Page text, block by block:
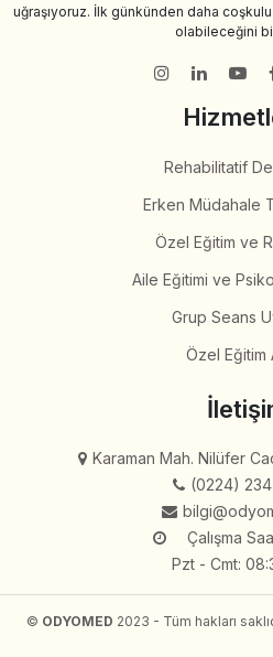
uğraşıyoruz. İlk günkünden daha
olabileceğini
Rehabilitatif
Erken Müdahale
Özel Eğitim ve
Aile Eğitimi ve
Grup Seans
Özel Eğitim
Karaman Mah. Nilüfer
(0224)
Çalışma
Pzt - Cmt:
© ODYOMED 2023 - Tüm hakları